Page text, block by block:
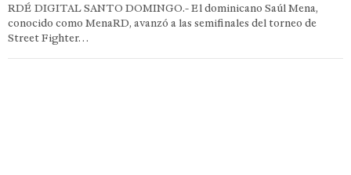
RDÉ DIGITAL SANTO DOMINGO.- El dominicano Saúl Mena,
conocido como MenaRD, avanzó a las semifinales del torneo de
Street Fighter…